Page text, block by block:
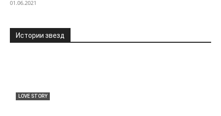
01.06.2021
Истории звезд
LOVE STORY